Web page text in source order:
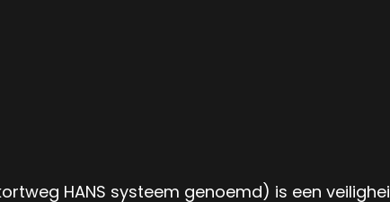
HANS systeem genoemd) is een